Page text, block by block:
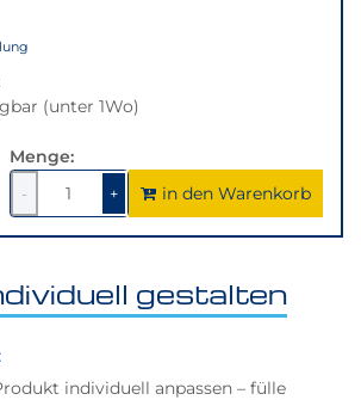
(unter 1Wo)
Menge:
-
1
verringern
+1um
1
erhöhen
in den Warenkorb
gestalten
individuell anpassen – fülle